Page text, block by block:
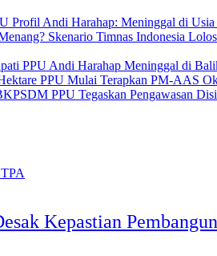
Profil Andi Harahap: Meninggal di
Skenario Timnas Indonesia
PPU Andi Harahap Meninggal di
PPU Mulai Terapkan PM-AAS
PPU Tegaskan Pengawasan
Kepastian